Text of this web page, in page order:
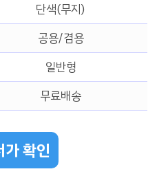
단색(무지)
공용/겸용
일반형
무료배송
가 확인